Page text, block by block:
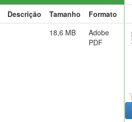
Descrição Tamanho
Formato
18,6 MB
Adobe
PDF